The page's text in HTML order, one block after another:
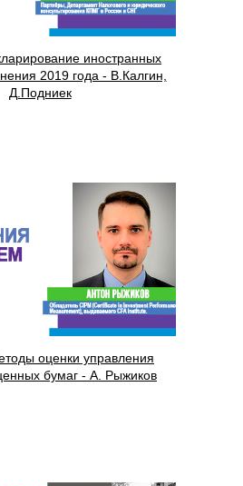
иностранных
2019 года - В.Калгин,
Д.Подниек
оценки управления
бумаг - А. Рыжиков